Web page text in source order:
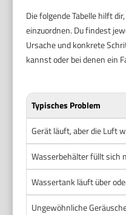
Die folgende Tabelle hilft
einzuordnen. Du findest
Ursache und konkrete
kannst oder bei denen ein
Typisches Problem
Gerät läuft, aber die Luft
Wasserbehälter füllt sich
Wassertank läuft über
Ungewöhnliche